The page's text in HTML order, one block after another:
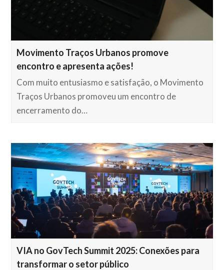
Movimento Traços Urbanos promove
encontro e apresenta ações!
Com muito entusiasmo e satisfação, o Movimento
Traços Urbanos promoveu um encontro de
encerramento do…
VIA no GovTech Summit 2025: Conexões para
transformar o setor público